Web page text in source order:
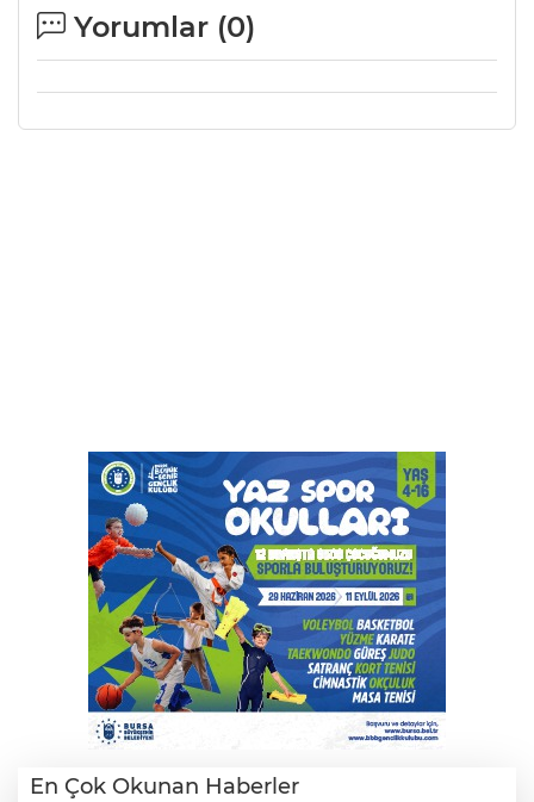
Yorumlar (0)
En Çok Okunan Haberler